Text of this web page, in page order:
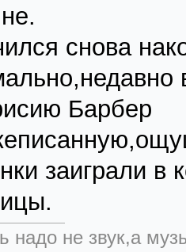
снова
Барбер
заиграли в
надо не звук,а